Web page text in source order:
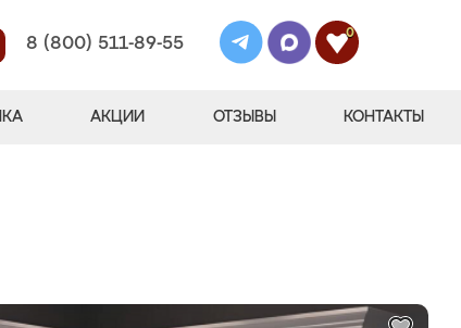
8 (800) 511-89-55
0
АКЦИИ ОТЗЫВЫ КОНТАКТЫ